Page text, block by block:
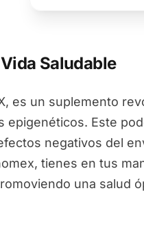
Saludable
es un suplemento
epigenéticos. Este
negativos del
tienes en tus
una salud